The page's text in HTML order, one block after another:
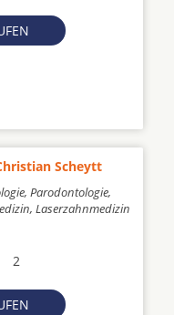
Scheytt
Parodontologie,
Laserzahnmedizin
2